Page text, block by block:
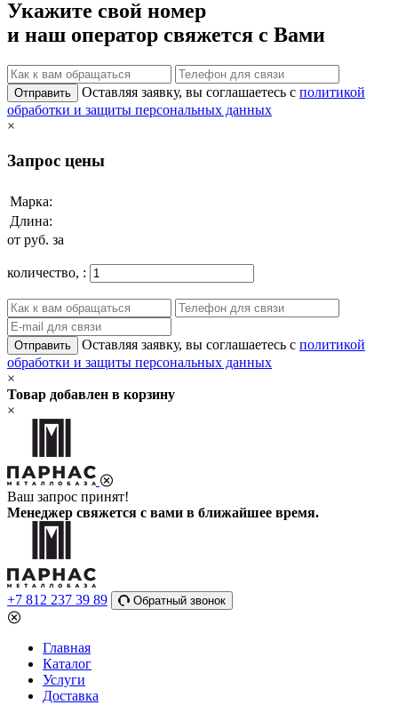
Укажите свой номер
и наш оператор свяжется с Вами
Отправить Оставляя заявку, вы соглашаетесь с политикой
обработки и защиты персональных данных
×
Запрос цены
Марка:
Длина:
от руб. за
количество, :
Отправить Оставляя заявку, вы соглашаетесь с политикой
обработки и защиты персональных данных
×
Товар добавлен в корзину
×
Ваш запрос принят!
Менеджер свяжется с вами в ближайшее время.
+7 812 237 39 89 Обратный звонок
Главная
Каталог
Услуги
Доставка